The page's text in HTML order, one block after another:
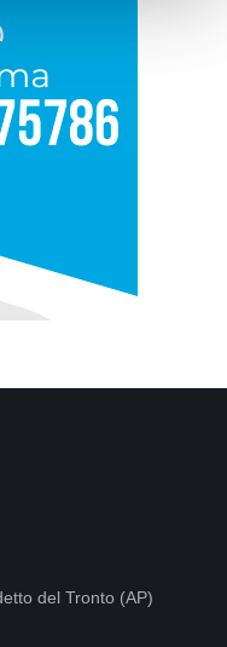
del Tronto (AP)